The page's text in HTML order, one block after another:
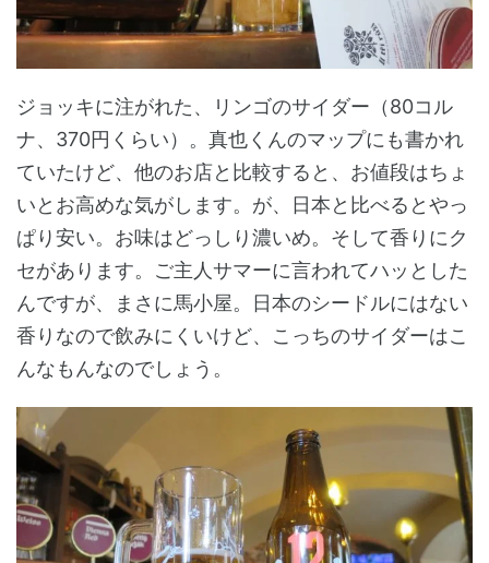
ジョッキに注がれた、リンゴのサイダー（80コル
ナ、370円くらい）。真也くんのマップにも書かれ
ていたけど、他のお店と比較すると、お値段はちょ
いとお高めな気がします。が、日本と比べるとやっ
ぱり安い。お味はどっしり濃いめ。そして香りにク
セがあります。ご主人サマーに言われてハッとした
んですが、まさに馬小屋。日本のシードルにはない
香りなので飲みにくいけど、こっちのサイダーはこ
んなもんなのでしょう。